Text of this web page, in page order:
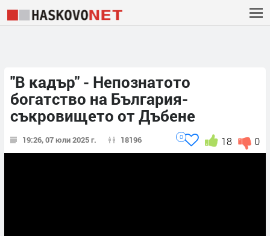
"В кадър" - Непознатото
богатство на България-
съкровището от Дъбене
19:26, 07 юли 2025 г. 18196 0
18
0